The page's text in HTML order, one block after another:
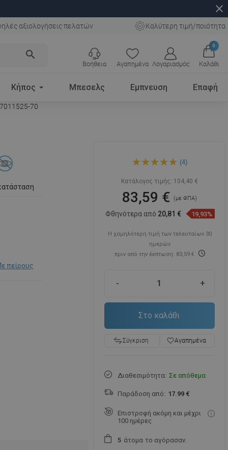
close
αξιολογήσεις πελατών Καλύτερη τιμή/ποιότητα
search
Αγαπημένα Λογαριασμός
0
Καλάθι
Βοήθεια
Κήπος Μπεσελς Εμπνευση Επαφή
70
πείρους
κρεμάστρα πετσέτας,
(4)
Κατάλογος τιμής: 104,40 €
83,59 €(με ΦΠΑ)
Φθηνότερα από 20,81 € 19,93%
Η χαμηλότερη τιμή των τελευταίων 30
ημερών
πριν από την έκπτωση: 83,59 €
- +
Στο καλάθι
Σύγκριση favorite_borderΑγαπημένα
Διαθεσιμότητα: Σε απόθεμα
Παράδοση από: 17.99 €
Επιστροφή ακόμη και μέχρι
100 ημέρες
5 άτομα το αγόρασαν.